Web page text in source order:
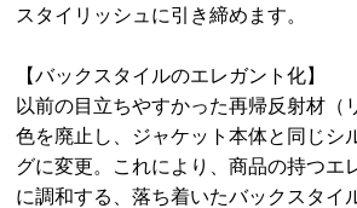
スタイリッシュに引き締めます。
【バックスタイルのエレガント化】
以前の目立ちやすかった再帰反射材（
色を廃止し、ジャケット本体と同じシ
グに変更。これにより、商品の持つエ
に調和する、落ち着いたバックスタイ